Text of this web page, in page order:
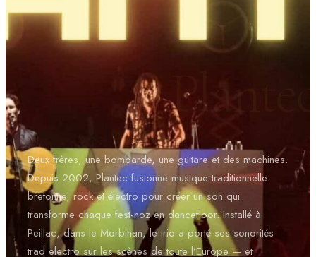
Plantec
Deux frères, une bombarde, une guitare et des machines.
Depuis 2002, Plantec fusionnemusique traditionnelle
bretonne, rock et électro pour créer un son qui
transforme chaque fest-noz en dancefloor. Installé à
Peillac, dans le Morbihan, le trio a porté ses sonorités
trad electro sur les scènes de toute l’Europe — et